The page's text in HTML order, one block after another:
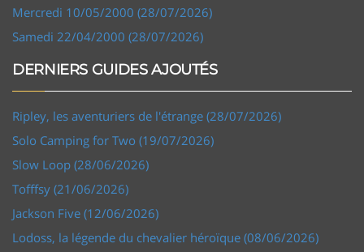
Mercredi 10/05/2000 (28/07/2026)
Samedi 22/04/2000 (28/07/2026)
DERNIERS GUIDES AJOUTÉS
Ripley, les aventuriers de l'étrange (28/07/2026)
Solo Camping for Two (19/07/2026)
Slow Loop (28/06/2026)
Tofffsy (21/06/2026)
Jackson Five (12/06/2026)
Lodoss, la légende du chevalier héroïque (08/06/2026)